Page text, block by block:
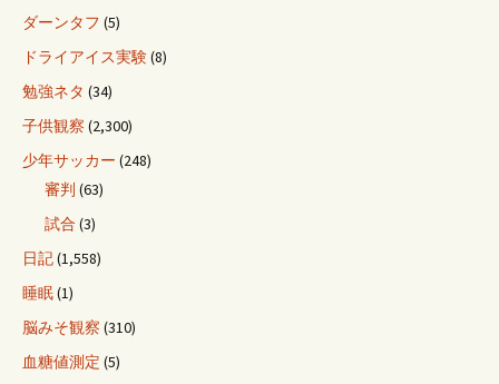
ダーンタフ (5)
ドライアイス実験(8)
勉強ネタ (34)
子供観察 (2,300)
少年サッカー (248)
審判 (63)
試合 (3)
日記(1,558)
睡眠(1)
脳みそ観察 (310)
血糖値測定 (5)